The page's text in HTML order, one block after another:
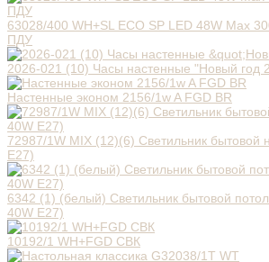
63028/400 WH+SL ECO SP LED 48W Max
ПДУ
2026-021 (10) Часы настенные "Новый год
Настенные эконом 2156/1w A FGD BR
72987/1W MIX (12)(6) Светильник бытовой
E27)
6342 (1) (белый) Светильник бытовой
40W E27)
10192/1 WH+FGD СВК